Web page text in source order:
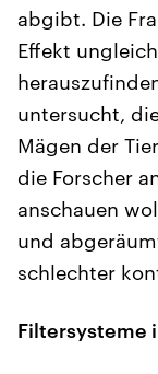
abgibt. Die
Effekt
untersucht,
Mägen der
die Forscher
anschauen
und
schlechter
Filtersysteme